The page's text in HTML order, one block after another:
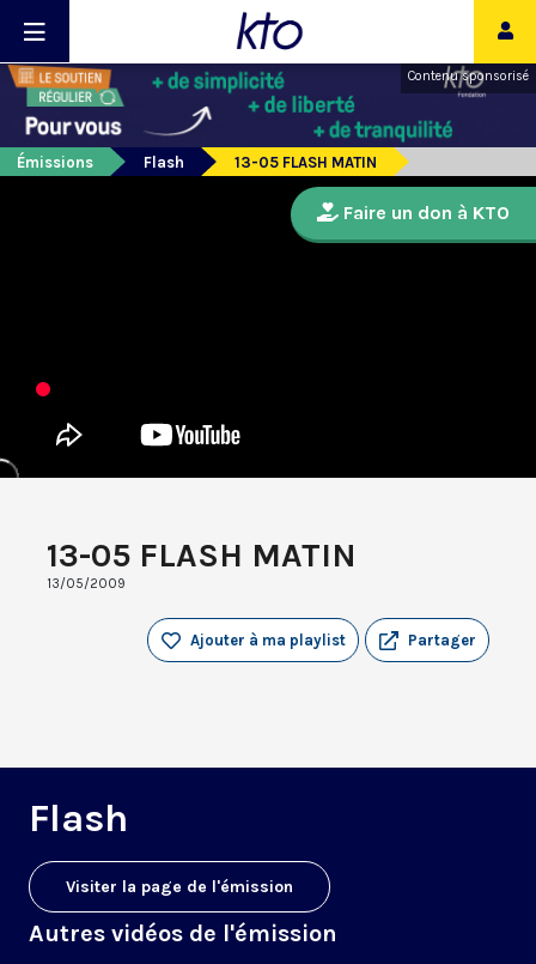
Contenu sponsorisé
Émissions Flash 13-05 FLASH MATIN
13-05 FLASH MATIN
13/05/2009
Partager
Ajouter à ma playlist
Flash
Visiter la page de l'émission
Autres vidéos de l'émission
Faire un don à KTO